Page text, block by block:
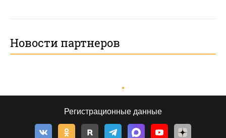
Новости партнеров
Регистрационные данные